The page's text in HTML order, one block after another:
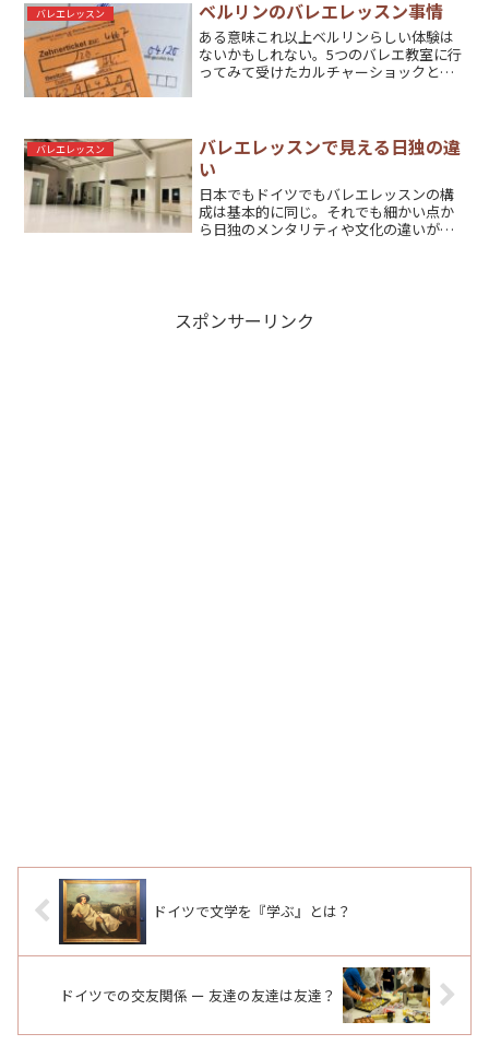
バレエレッスン ベルリンのバレエレッスン事情
ある意味これ以上ベルリンらしい体験は
ないかもしれない。5つのバレエ教室に行
ってみて受けたカルチャーショックと
バレエレッスン
バレエレッスンで見える日独の違
い
日本でもドイツでもバレエレッスンの構
成は基本的に同じ。それでも細かい点か
ら日独のメンタリティや文化の違いが見
スポンサーリンク
ドイツで文学を『学ぶ』とは？
ドイツでの交友関係 ー 友達の友達は友達？